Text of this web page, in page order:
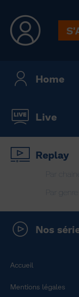
Home
Live
Replay
Par chaine
Par genre
Nos
Accueil
Mentions légales